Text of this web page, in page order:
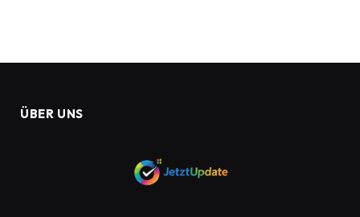
ÜBER UNS